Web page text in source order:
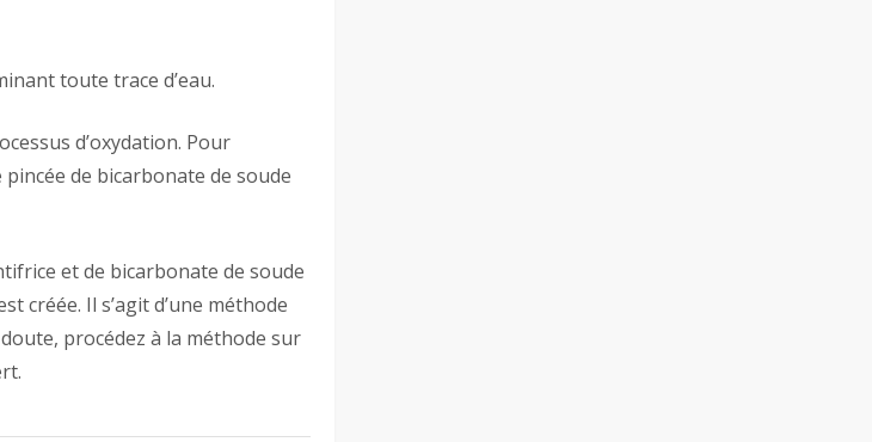
toute trace d’eau.
d’oxydation. Pour
de bicarbonate de soude
et de bicarbonate de soude
créée. Il s’agit d’une méthode
procédez à la méthode sur